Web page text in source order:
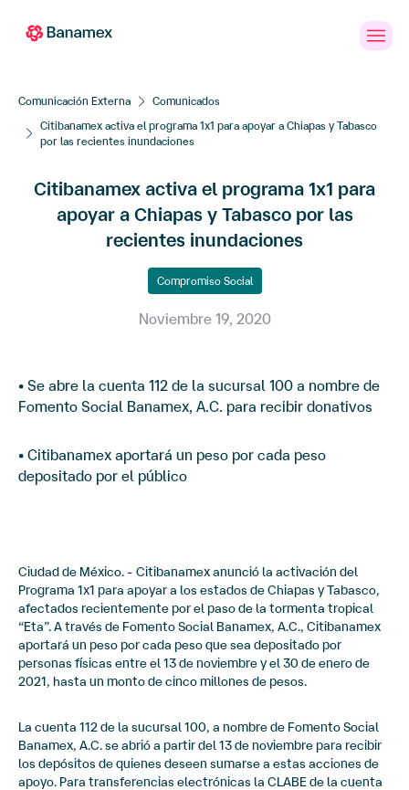
Personas Empresas
Comunicación Externa Comunicados
Citibanamex activa el programa 1x1 para apoyar a Chiapas y Tabasco
por las recientes inundaciones
Citibanamex activa el programa 1x1 para
apoyar a Chiapas y Tabasco por las
recientes inundaciones
Compromiso Social
Noviembre 19, 2020
• Se abre la cuenta 112 de la sucursal 100 a nombre de
Fomento Social Banamex, A.C. para recibir donativos
• Citibanamex aportará un peso por cada peso
depositado por el público
Ciudad de México. - Citibanamex anunció la activación del
Programa 1x1 para apoyar a los estados de Chiapas y Tabasco,
afectados recientemente por el paso de la tormenta tropical
“Eta”. A través de Fomento Social Banamex, A.C., Citibanamex
aportará un peso por cada peso que sea depositado por
personas físicas entre el 13 de noviembre y el 30 de enero de
2021, hasta un monto de cinco millones de pesos.
La cuenta 112 de la sucursal 100, a nombre de Fomento Social
Banamex, A.C. se abrió a partir del 13 de noviembre para recibir
los depósitos de quienes deseen sumarse a estas acciones de
apoyo. Para transferencias electrónicas la CLABE de la cuenta